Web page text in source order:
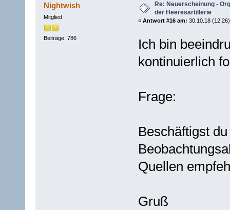
Nightwish
Mitglied
Beiträge: 786
Re: Neuerscheinung -
der Heeresartillerie
« Antwort #16 am: 30.10.18
Ich bin
kontinuierlich
Frage:
Beschäftigst
Quellen
Gruß